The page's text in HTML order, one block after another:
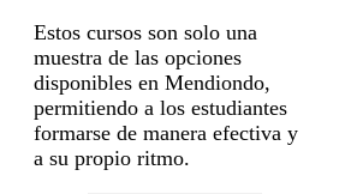
Estos cursos son solo una
muestra de las opciones
disponibles en Mendiondo,
permitiendo a los estudiantes
formarse de manera efectiva y
a su propio ritmo.